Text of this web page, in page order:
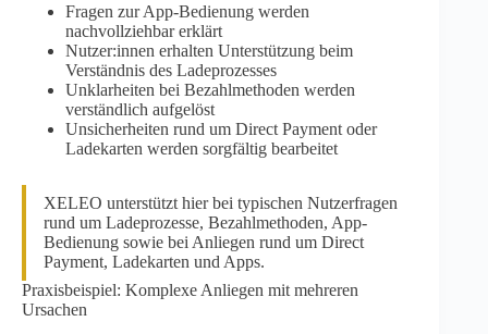
Fragen zur App-Bedienung werden
nachvollziehbar erklärt
Nutzer:innen erhalten Unterstützung beim
Verständnis des Ladeprozesses
Unklarheiten bei Bezahlmethoden werden
verständlich aufgelöst
Unsicherheiten rund um Direct Payment oder
Ladekarten werden sorgfältig bearbeitet
XELEO unterstützt hier bei typischen Nutzerfragen
rund um Ladeprozesse, Bezahlmethoden, App-
Bedienung sowie bei Anliegen rund um Direct
Payment, Ladekarten und Apps.
Praxisbeispiel: Komplexe Anliegen mit mehreren
Ursachen